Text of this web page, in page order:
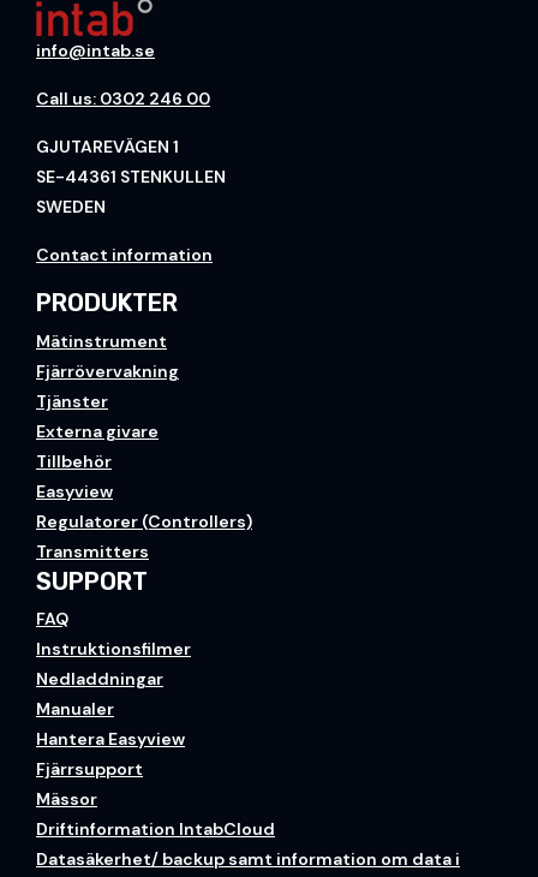
info@intab.se
Call us: 0302 246 00
GJUTAREVÄGEN 1
SE-44361 STENKULLEN
SWEDEN
Contact information
PRODUKTER
Mätinstrument
Fjärrövervakning
Tjänster
Externa givare
Tillbehör
Easyview
Regulatorer (Controllers)
Transmitters
SUPPORT
FAQ
Instruktionsfilmer
Nedladdningar
Manualer
Hantera Easyview
Fjärrsupport
Mässor
Driftinformation IntabCloud
Datasäkerhet/ backup samt information om data i